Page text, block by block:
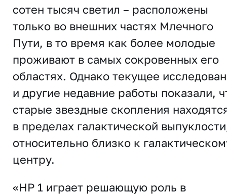
сотен тысяч светил – расположены
только во внешних частях Млечного
Пути, в то время как более молодые
проживают в самых сокровенных его
областях. Однако текущее
и другие недавние работы показали,
старые звездные скопления
в пределах галактической
относительно близко к
центру.
«HP 1 играет решающую роль в